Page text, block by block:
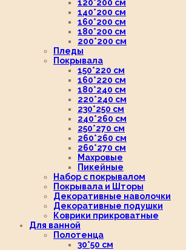
120*200 см
140*200 см
160*200 см
180*200 см
200*200 см
Пледы
Покрывала
150*220 см
160*220 см
180*240 см
220*240 см
230*250 см
240*260 см
250*270 см
260*260 см
260*270 см
Махровые
Пикейные
Набор с покрывалом
Покрывала и Шторы
Декоративные наволочки
Декоративные подушки
Коврики прикроватные
Для ванной
Полотенца
30*50 см